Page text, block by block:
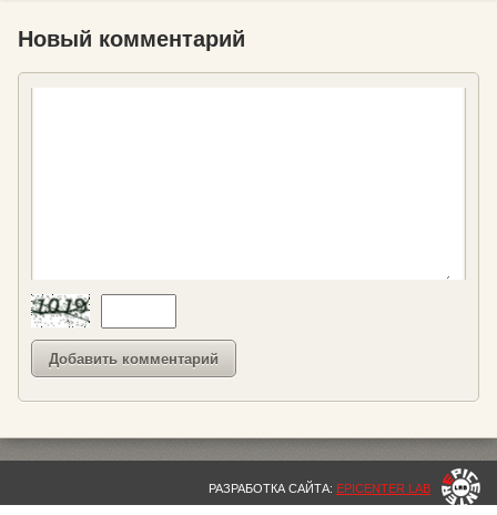
Новый комментарий
РАЗРАБОТКА САЙТА: EPICENTER LAB